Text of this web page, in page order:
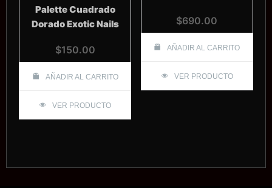
Palette Cuadrado
Dorado Exotic Nails
$150.00
AÑADIR AL CARRITO
VER PRODUCTO
$690.00
AÑADIR AL CARRITO
VER PRODUCTO